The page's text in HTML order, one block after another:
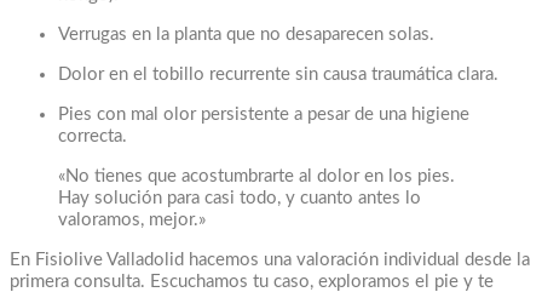
Verrugas en la planta que no desaparecen solas.
Dolor en el tobillo recurrente sin causa traumática clara.
Pies con mal olor persistente a pesar de una higiene
correcta.
«No tienes que acostumbrarte al dolor en los pies.
Hay solución para casi todo, y cuanto antes lo
valoramos, mejor.»
En Fisiolive Valladolid hacemos una valoración individual desde la
primera consulta. Escuchamos tu caso, exploramos el pie y te